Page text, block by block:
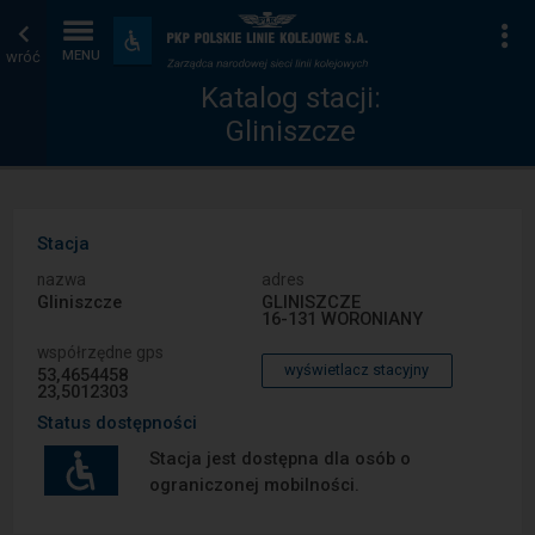
wróć MENU
Dostępność
i
udogodnienia
Katalog
stacji
Strona
główna
Katalog stacji:
Gliniszcze
Stacja
nazwa
Gliniszcze
adres
GLINISZCZE
16-131 WORONIANY
współrzędne gps
53,4654458
23,5012303
wyświetlacz stacyjny
Status dostępności
Stacja jest dostępna dla osób o
ograniczonej mobilności.